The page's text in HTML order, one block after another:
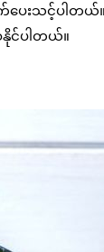
က်ပေးသင့်ပါတ
င်ပါတယ်။